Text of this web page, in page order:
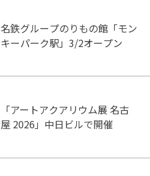
名鉄グループのりもの館「モン
キーパーク駅」3/2オープン
「アートアクアリウム展 名古
屋 2026」中日ビルで開催